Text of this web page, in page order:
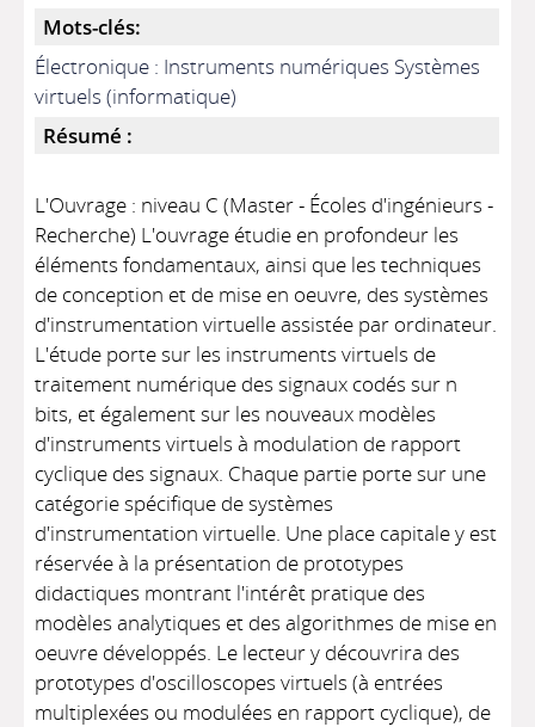
Mots-clés:
Électronique : Instruments numériques Systèmes
virtuels (informatique)
Résumé :
L'Ouvrage : niveau C (Master - Écoles d'ingénieurs -
Recherche) L'ouvrage étudie en profondeur les
éléments fondamentaux, ainsi que les techniques
de conception et de mise en oeuvre, des systèmes
d'instrumentation virtuelle assistée par ordinateur.
L'étude porte sur les instruments virtuels de
traitement numérique des signaux codés sur n
bits, et également sur les nouveaux modèles
d'instruments virtuels à modulation de rapport
cyclique des signaux. Chaque partie porte sur une
catégorie spécifique de systèmes
d'instrumentation virtuelle. Une place capitale y est
réservée à la présentation de prototypes
didactiques montrant l'intérêt pratique des
modèles analytiques et des algorithmes de mise en
oeuvre développés. Le lecteur y découvrira des
prototypes d'oscilloscopes virtuels (à entrées
multiplexées ou modulées en rapport cyclique), de